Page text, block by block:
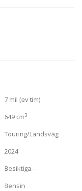
7 mil (ev tim)
649 cm3
Touring/Landsväg
2024
Besiktiga -
Bensin